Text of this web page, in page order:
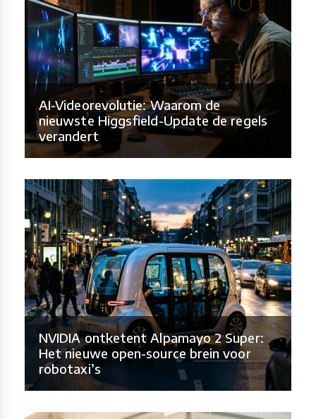
AI-Videorevolutie: Waarom de
nieuwste Higgsfield-Update de regels
verandert
NVIDIA ontketent Alpamayo 2 Super:
Het nieuwe open-source brein voor
robotaxi’s